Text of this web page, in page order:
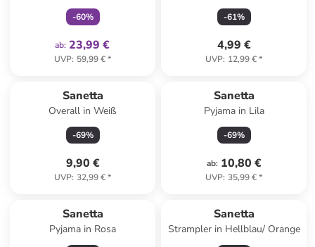
-60%
ab: 23,99 €
UVP: 59,99 €*
-61%
4,99 €
UVP: 12,99 €*
Sanetta
Overall in Weiß
-69%
9,90 €
UVP: 32,99 €*
Sanetta
Pyjama in Lila
-69%
ab: 10,80 €
UVP: 35,99 €*
Sanetta
Pyjama in Rosa
Sanetta
Strampler in Hellblau/ Orange